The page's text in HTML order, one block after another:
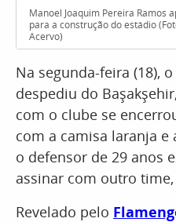
Manoel Joaquim Pereira Ramos
para a construção do estádio
Acervo)
Na segunda-feira (18),
despediu do
com o clube se
com a camisa laranja e
o defensor de 29 anos
assinar com outro time,
Revelado pelo